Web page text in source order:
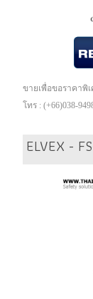
ขายเพื่อขอราคาพิ
โทร : (+66)038-
ELVEX -